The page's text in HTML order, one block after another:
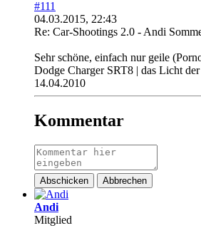
#111
04.03.2015, 22:43
Re: Car-Shootings 2.0 - Andi
Sehr schöne, einfach nur geile
Dodge Charger SRT8 | das Licht
14.04.2010
Kommentar
Abschicken Abbrechen
Andi
Mitglied